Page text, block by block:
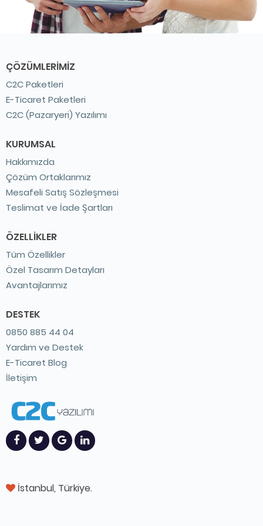
ÇÖZÜMLERIMIZ
C2C Paketleri
E-Ticaret Paketleri
C2C (Pazaryeri) Yazılımı
KURUMSAL
Hakkımızda
Çözüm Ortaklarımız
Mesafeli Satış Sözleşmesi
Teslimat ve İade Şartları
ÖZELLIKLER
Tüm Özellikler
Özel Tasarım Detayları
Avantajlarımız
DESTEK
0850 885 44 04
Yardım ve Destek
E-Ticaret Blog
İletişim
İstanbul, Türkiye.